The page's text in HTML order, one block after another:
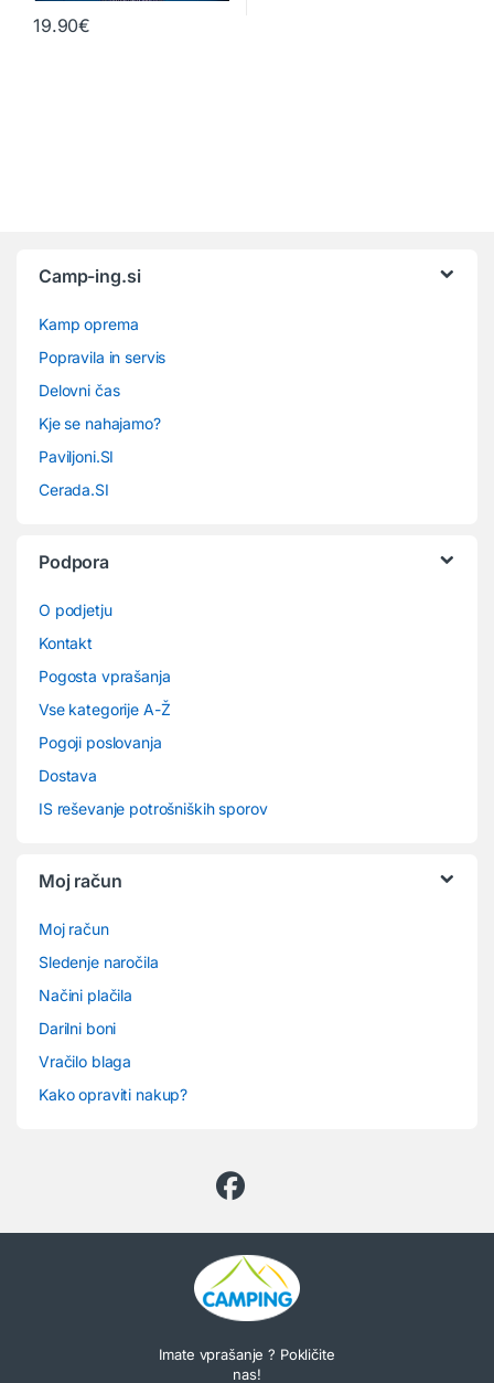
19.90€
Camp-ing.si
Kamp oprema
Popravila in servis
Delovni čas
Kje se nahajamo?
Paviljoni.SI
Cerada.SI
Podpora
O podjetju
Kontakt
Pogosta vprašanja
Vse kategorije A-Ž
Pogoji poslovanja
Dostava
IS reševanje potrošniških sporov
Moj račun
Moj račun
Sledenje naročila
Načini plačila
Darilni boni
Vračilo blaga
Kako opraviti nakup?
Imate vprašanje ? Pokličite
nas!